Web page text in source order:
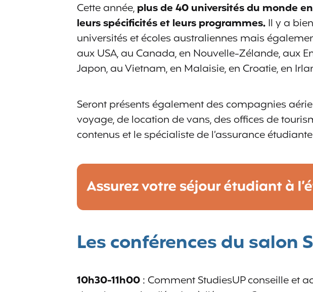
Cette année,plus de 40 universités du monde
leurs spécificités et leurs programmes.Il y a
universités et écoles australiennes mais
aux USA, au Canada, en Nouvelle-Zélande, aux
Japon, au Vietnam, en Malaisie, en Croatie, en
Seront présents également des compagnies
voyage, de location de vans, des offices de
contenus et le spécialiste de l’assurance
Les conférences du salon
10h30-11h00: Comment StudiesUP conseille et